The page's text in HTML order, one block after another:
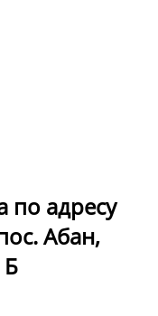
по адресу
Абан,